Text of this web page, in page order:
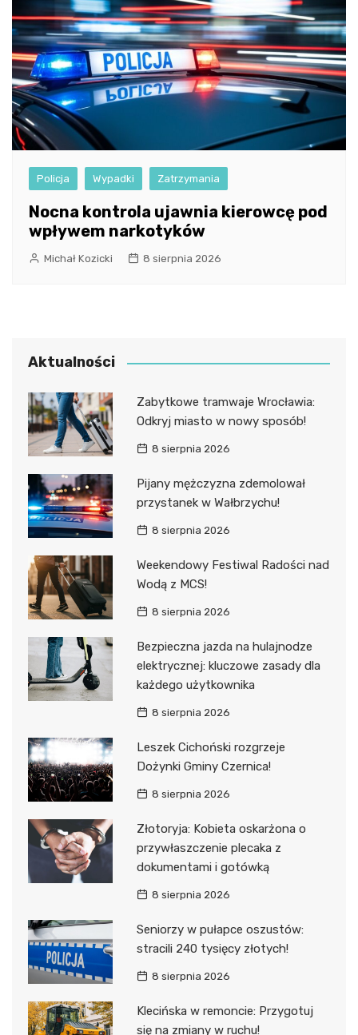
Policja Wypadki Zatrzymania
Nocna kontrola ujawnia kierowcę pod
wpływem narkotyków
Michał Kozicki 8 sierpnia 2026
Aktualności
Zabytkowe tramwaje Wrocławia:
Odkryj miasto w nowy sposób!
8 sierpnia 2026
Pijany mężczyzna zdemolował
przystanek w Wałbrzychu!
8 sierpnia 2026
Weekendowy Festiwal Radości nad
Wodą z MCS!
8 sierpnia 2026
Bezpieczna jazda na hulajnodze
elektrycznej: kluczowe zasady dla
każdego użytkownika
8 sierpnia 2026
Leszek Cichoński rozgrzeje
Dożynki Gminy Czernica!
8 sierpnia 2026
Złotoryja: Kobieta oskarżona o
przywłaszczenie plecaka z
dokumentami i gotówką
8 sierpnia 2026
Seniorzy w pułapce oszustów:
stracili 240 tysięcy złotych!
8 sierpnia 2026
Klecińska w remoncie: Przygotuj
się na zmiany w ruchu!